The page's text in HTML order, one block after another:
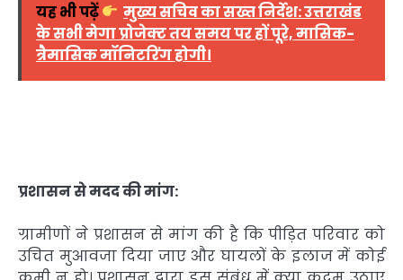
यह भी पढ़ें
मुख्य सचिव का सख्त निर्देश: उत्तराखंड
के सभी मेगा प्रोजेक्ट तय समय पर हों पूरे, मासिक-
त्रैमासिक मॉनिटरिंग होगी।
प्रशासन से मदद की मांग:
ग्रामीणों ने प्रशासन से मांग की है कि पीड़ित परिवार को
उचित मुआवजा दिया जाए और घायलों के इलाज में कोई